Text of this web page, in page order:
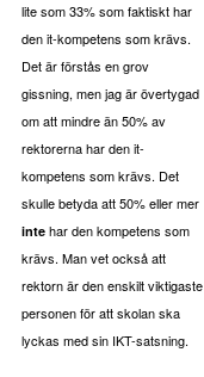
lite som 33% som faktiskt har
den it-kompetens som krävs.
Det är förstås en grov
gissning, men jag är övertygad
om att mindre än 50% av
rektorerna har den it-
kompetens som krävs. Det
skulle betyda att 50% eller mer
inte har den kompetens som
krävs. Man vet också att
rektorn är den enskilt viktigaste
personen för att skolan ska
lyckas med sin IKT-satsning.